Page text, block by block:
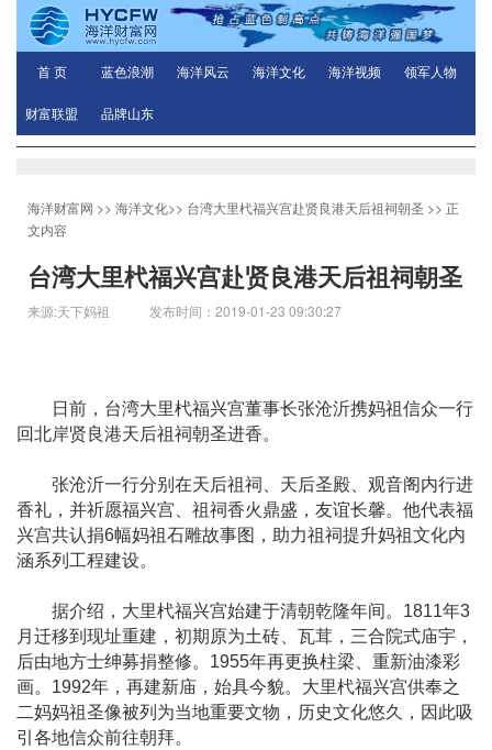
首 页 蓝色浪潮 海洋风云 海洋文化 海洋视频 领军人物
财富联盟 品牌山东
海洋财富网 >> 海洋文化>> 台湾大里杙福兴宫赴贤良港天后祖祠朝圣 >> 正
文内容
台湾大里杙福兴宫赴贤良港天后祖祠朝圣
来源:天下妈祖 发布时间：2019-01-23 09:30:27
日前，台湾大里杙福兴宫董事长张沧沂携妈祖信众一行
回北岸贤良港天后祖祠朝圣进香。
张沧沂一行分别在天后祖祠、天后圣殿、观音阁内行进
香礼，并祈愿福兴宫、祖祠香火鼎盛，友谊长馨。他代表福
兴宫共认捐6幅妈祖石雕故事图，助力祖祠提升妈祖文化内
涵系列工程建设。
据介绍，大里杙福兴宫始建于清朝乾隆年间。1811年3
月迁移到现址重建，初期原为土砖、瓦茸，三合院式庙宇，
后由地方士绅募捐整修。1955年再更换柱梁、重新油漆彩
画。1992年，再建新庙，始具今貌。大里杙福兴宫供奉之
二妈妈祖圣像被列为当地重要文物，历史文化悠久，因此吸
引各地信众前往朝拜。